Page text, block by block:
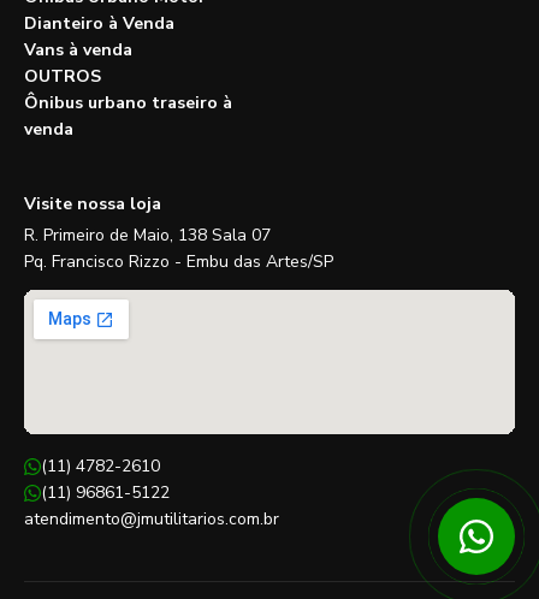
Dianteiro à Venda
Vans à venda
OUTROS
Ônibus urbano traseiro à
venda
Visite nossa loja
R. Primeiro de Maio, 138 Sala 07
Pq. Francisco Rizzo - Embu das Artes/SP
(11) 4782-2610
(11) 96861-5122
atendimento@jmutilitarios.com.br